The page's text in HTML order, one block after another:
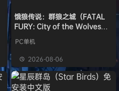
饿狼传说：群狼之城（FATAL
FURY: City of the Wolves）
PC单机
2026-08-06